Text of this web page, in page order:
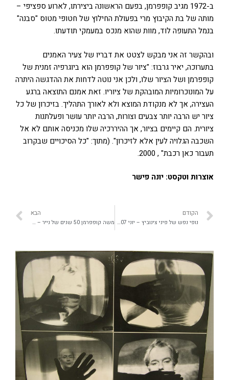
ב-1972 מגיב קופפרמן, בפעם הראשונה ביצירתו, לארוע ספציפי –
מותה של בת הקיבוץ מרי בפעולת החילוץ של חטופי מטוס "סבנה"
בנמל התעופה לוד, מוות שהוא מנכס במעמקי תודעתו.
ובהקשר זה אני מבקש לצטט את דבריו של צעיר האמנים
בתערוכה, יאיר גרבוז: "ציור של קופפרמן הוא ביוגרפיה זמנית של
קופפרמן ושל הציור שלו, ולכן אני נוטה לדחות את ההדגשה היתרה
על המונוכרומיות המובהקת של ציוריו. זאת אמנם התוצאה ברגע
העצירה, אך לא מנקודת המוצא ולא לאורך התהליך. בזיכרון של כל
ציור יש הרבה יותר צבעים וצורות, הרבה יותר עושר ופעלתנות
ציורית. הם קיימים בציור, אך ההיררכיה שלו מכניסה אותם לא אל
השכבה הגלויה לעין אלא לזיכרון". (מתוך: "כל הסיכויים שבקרוב
תעבור כאן רכבת" , 2000.
אוצרות וטקסט: יונה פישר
הקודם
נופי נפש של פיני צינוביץ – יוני 2007
הבא
משה קופפרמן 50 שנים של נייר – יוני 2008